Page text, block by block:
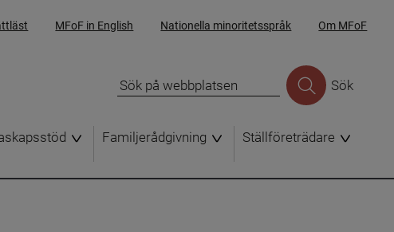
MFoF in English Nationella minoritetsspråk Om MFoF
Sök
Familjerådgivning Ställföreträdare